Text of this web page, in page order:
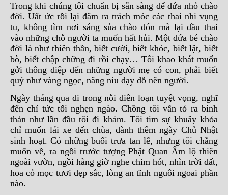
Trong khi chúng tôi chuẩn bị sẵn sàng để đứa nhỏ chào
đời. Uất ức rồi lại đâm ra trách móc các thai nhi vụng
tu, không tìm nơi sáng sủa chào đón mà lại đầu thai
vào những chỗ người ta muốn hất hủi. Một đứa bé chào
đời là như thiên thần, biết cười, biết khóc, biết lật, biết
bò, biết chập chững đi rồi chạy… Tôi khao khát muốn
gởi thông điệp đến những người mẹ có con, phải biết
quý như vàng ngọc, nâng niu dạy dỗ nên người.
Ngày tháng qua đi trong nỗi điên loạn tuyệt vọng, nghĩ
đến chỉ tức tối nghẹn ngào. Chồng tôi vẫn tỏ ra bình
thản như lần đầu tôi đi khám. Tôi tìm sự khuây khỏa
chỉ muốn lái xe đến chùa, dành thêm ngày Chủ Nhật
sinh hoạt. Có những buổi trưa tan lễ, nhưng tôi chẳng
muốn về, ra ngồi trước tượng Phật Quan Âm lộ thiên
ngoài vườn, ngồi hàng giờ nghe chim hót, nhìn trời đất,
hoa cỏ mọc tươi đẹp sắc, lòng an tĩnh nguôi ngoai phần
nào.